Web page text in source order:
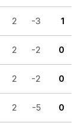
2 -3 1
2 -2 0
2 -2 0
2 -5 0